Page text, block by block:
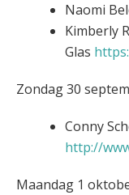
Naomi
Kimberly
Glas
Zondag 30
Conny
http://
Maandag 1